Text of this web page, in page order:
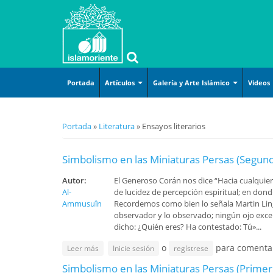
Portada Artículos
Ciencias
Doctrina Islámica-Shiismo
Corán-Hadiz-Dichos
Filosofía-Gnosis
Folletos para imprimir
Historia-Biografía
Galería y Arte Islámico
Caricatura
Mujer musulmana
Poster
Videos
Corán
Se encuentra usted aquí
Portada» Literatura» Ensayos literarios
Simbolismo en las Miniaturas Persas
Autor:
Al-
Ammusuîn
El Generoso Corán nos dice “Hacia
de lucidez de percepción espiritual; en
Recordemos como bien lo señala Martin
observador y lo observado; ningún ojo
dicho: ¿Quién eres? Ha contestado: Tú»...
Leer más sobre Simbolismo en las Miniaturas Persas
Inicie sesión o regístrese para
Simbolismo en las Miniaturas Persas